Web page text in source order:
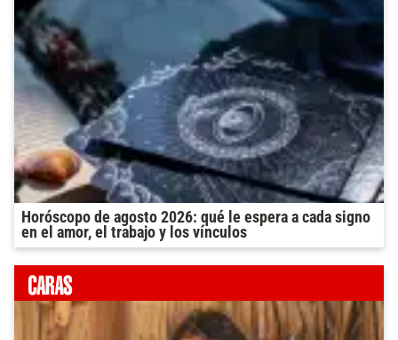
Horóscopo de agosto 2026: qué le espera a cada signo
en el amor, el trabajo y los vínculos